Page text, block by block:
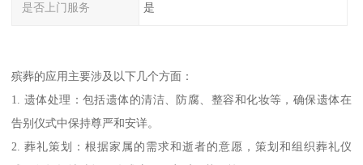
是否上门服务 是
殡葬的应用主要涉及以下几个方面：
1. 遗体处理：包括遗体的清洁、防腐、整容和化妆等，确保遗体在
告别仪式中保持尊严和安详。
2. 葬礼策划：根据家属的需求和逝者的意愿，策划和组织葬礼仪